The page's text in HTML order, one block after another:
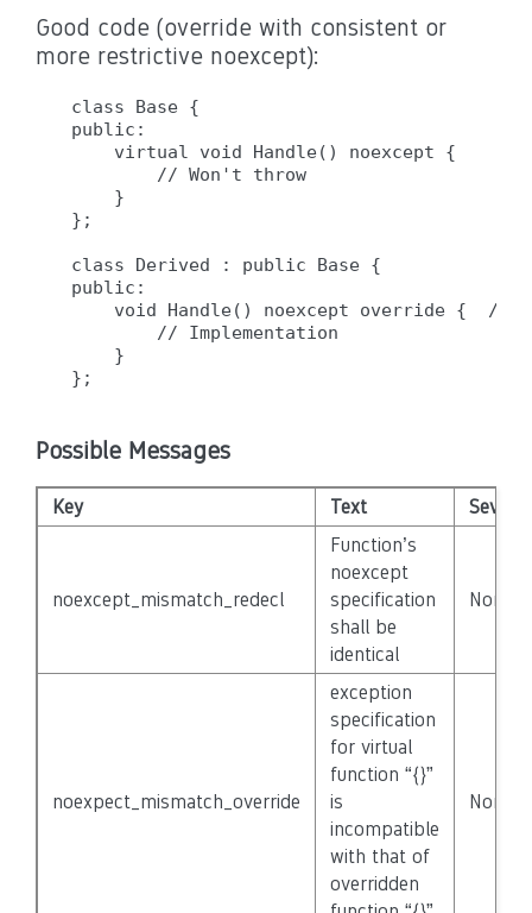
Good code (override with consistent or
more restrictive noexcept):
class Base {
public:
    virtual void Handle() noexcept {
        // Won't throw
    }
};
class Derived : public Base {
public:
void Handle() noexcept override {  //
        // Implementation
    }
Possible Messages
Key Text
noexcept_mismatch_redecl
Function’s
noexcept
specification
shall be
identical
None
noexpect_mismatch_override
exception
specification
for virtual
function “{}”
is
incompatible
with that of
overridden
None